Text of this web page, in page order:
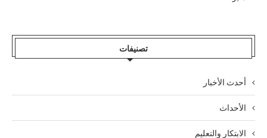
تصنيفات
أحدث الأخبار
الأحداث
الابتكار والتعليم